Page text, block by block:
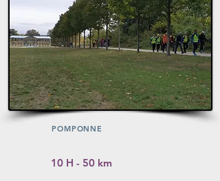
POMPONNE
10 H - 50 km